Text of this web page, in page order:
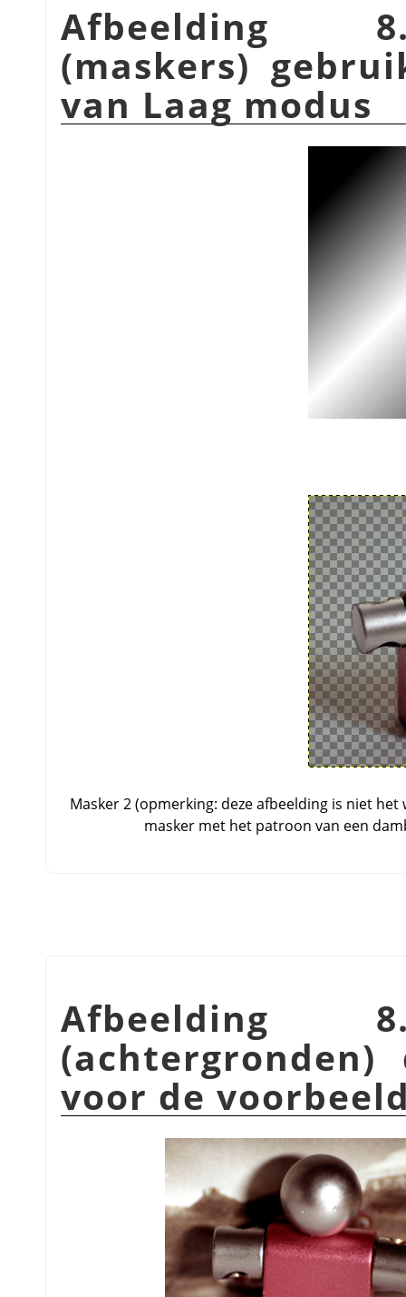
Afbeelding
(maskers)
van Laag modus
Masker 2 (opmerking: deze afbeelding is niet
masker met het patroon van een
Afbeelding
voor de